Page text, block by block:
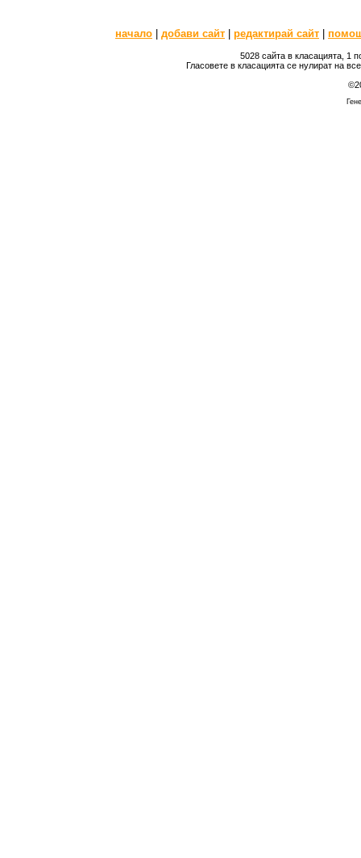
начало | добави сайт | редактирай сайт |
5028 сайта в класацията, 1
Гласовете в класацията се нулират на